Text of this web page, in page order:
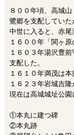
８００年頃、高城
鷺郷を支配していた
中世に入ると、赤尾
１６００年「関ヶ
１６０３年湯沢豊
支配した。
１６１０年満茂は
１６２３年岩城吉
現在は高城城址公園
①本丸に建つ碑
②本丸跡